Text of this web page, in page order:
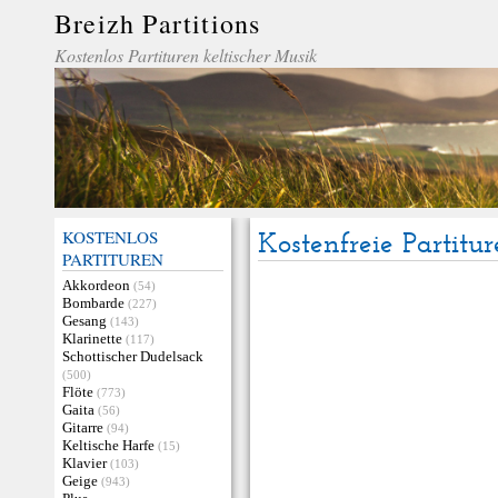
Breizh Partitions
Kostenlos Partituren keltischer Musik
KOSTENLOS
PARTITUREN
Akkordeon (54)
Bombarde (227)
Gesang (143)
Klarinette (117)
Schottischer Dudelsack
(500)
Flöte (773)
Gaita (56)
Gitarre (94)
Keltische Harfe (15)
Klavier (103)
Geige (943)
Kostenfreie